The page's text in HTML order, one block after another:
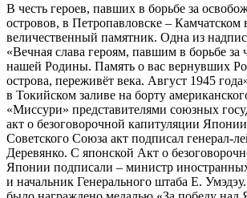
В честь героев, павших в борьбе за
островов, в Петропавловске – Камчатском
величественный памятник. Одна из
«Вечная слава героям, павшим в борьбе за
нашей Родины. Память о вас вернувших
острова, переживёт века. Август 1945
в Токийском заливе на борту
«Миссури» представителями союзных
акт о безоговорочной капитуляции
Советского Союза акт подписал генерал-
Деревянко. С японской Акт о
Японии подписали – министр
и начальник Генерального штаба Е.